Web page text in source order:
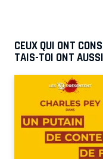
CEUX QUI ONT
TAIS-TOI ONT